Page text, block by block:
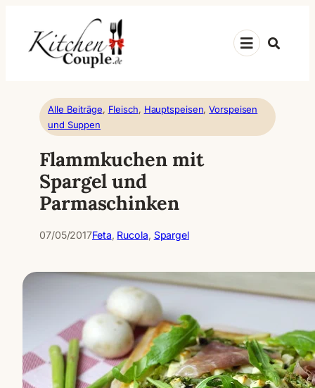
springen
Suche
Alle Beiträge, Fleisch, Hauptspeisen, Vorspeisen
und Suppen
Flammkuchen mit
Spargel und
Parmaschinken
07/05/2017Feta, Rucola, Spargel